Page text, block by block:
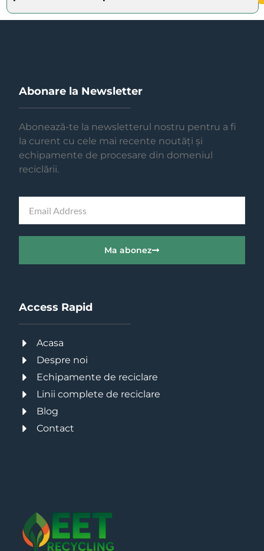
Access Rapid
Acasa
Despre noi
Echipamente de reciclare
Linii complete de reciclare
Blog
Contact
Abonare la Newsletter
Abonează-te la newsletterul nostru pentru a fi
la curent cu cele mai recente noutăți și
echipamente de procesare din domeniul
reciclării.
Ma abonez